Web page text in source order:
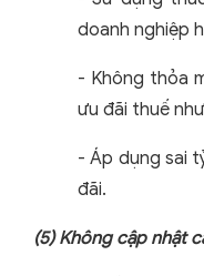
doanh nghiệp
- Không thỏa
ưu đãi thuế
- Áp dụng sai
đãi.
(5) Không cập nhật